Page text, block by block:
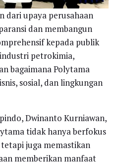
dari upaya perusahaan
dan membangun
kepada publik
petrokimia,
bagaimana Polytama
sosial, dan lingkungan
Dwinanto Kurniawan,
tidak hanya berfokus
juga memastikan
memberikan manfaat